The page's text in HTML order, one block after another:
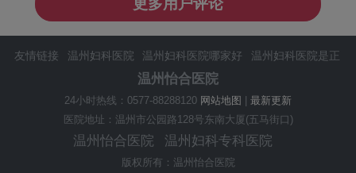
更多用户评论
友情链接 温州妇科医院 温州妇科医院哪家好
温州妇科医院是正
温州妇科医院排名 温州妇科医院在哪里
温州怡合医院好不好 温州专业妇科医院
温州好的妇科医院
温州治疗妇科医院哪家好
温州妇科专科医院
温州治疗好的妇科
温州怡合医院
24小时热线：0577-88288120 网站地图
最新更新
医院地址：温州市公园路128号东南大厦(五马街口)
温州怡合医院 温州妇科专科医院
版权所有：温州怡合医院